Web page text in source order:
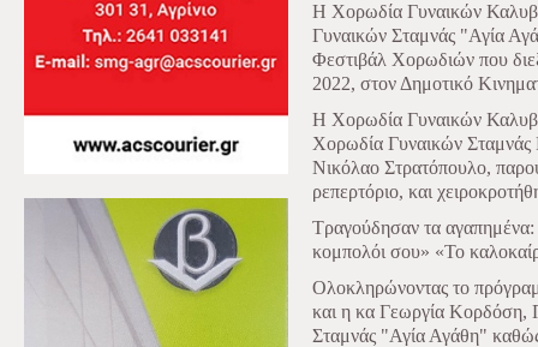
Η Χορωδία Γυναικών
Γυναικών Σταμνάς "Αγία
Φεστιβάλ Χορωδιών που
2022, στον Δημοτικό
Η Χορωδία Γυναικών
Χορωδία Γυναικών
Νικόλαο Στρατόπουλο,
ρεπερτόριο, και
Τραγούδησαν τα αγαπημένα:
κομπολόι σου» «Το
Ολοκληρώνοντας το
και η κα Γεωργία Κορδόση,
Σταμνάς "Αγία Αγάθη"